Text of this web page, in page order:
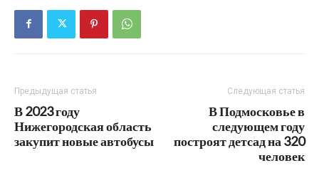
Предыдущая статья
В 2023 году
Нижегородская область
закупит новые автобусы
Следующая статья
В Подмосковье в
следующем году
построят детсад на 320
человек